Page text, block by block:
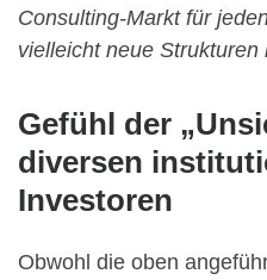
Consulting-Markt für
vielleicht neue
Gefühl der
diversen
Investoren
Obwohl die oben